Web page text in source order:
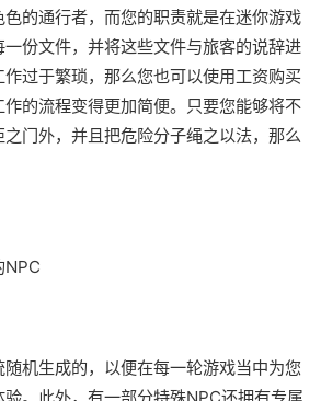
的通行者，而您的职责就是在迷你游戏
份文件，并将这些文件与旅客的说辞进
过于繁琐，那么您也可以使用工资购买
的流程变得更加简便。只要您能够将不
门外，并且把危险分子绳之以法，那么
NPC
机生成的，以便在每一轮游戏当中为您